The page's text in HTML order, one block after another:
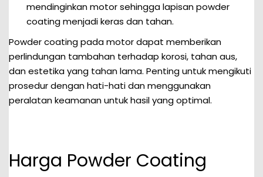
mendinginkan motor sehingga lapisan powder
coating menjadi keras dan tahan.
Powder coating pada motor dapat memberikan
perlindungan tambahan terhadap korosi, tahan aus,
dan estetika yang tahan lama. Penting untuk mengikuti
prosedur dengan hati-hati dan menggunakan
peralatan keamanan untuk hasil yang optimal.
Harga Powder Coating